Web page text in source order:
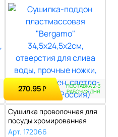
270.95₽ ПОСТАВКА 2-3
РАБОЧИХ ДНЯ
Сушилка проволочная для
посуды хромированная
настольная..
Арт. 172066